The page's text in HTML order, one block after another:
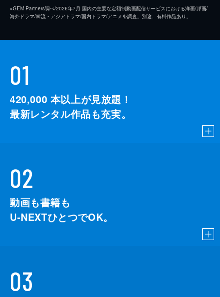
※GEM Partners調べ/2026年7⽉ 国内の主要な定額制動画配信サービスにおける洋画/邦画/
海外ドラマ/韓流・アジアドラマ/国内ドラマ/アニメを調査。別途、有料作品あり。
01
420,000 本以上が見放題！
最新レンタル作品も充実。
02
動画も書籍も
U-NEXTひとつでOK。
03